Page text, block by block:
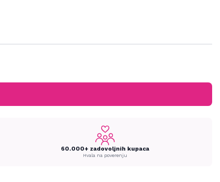
60.000+ zadovoljnih kupaca
Hvala na poverenju